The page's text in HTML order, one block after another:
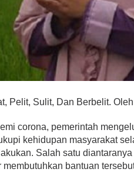
Pelit, Sulit, Dan Berbelit.
corona, pemerintah
kehidupan masyarakat
Salah satu
bantuan